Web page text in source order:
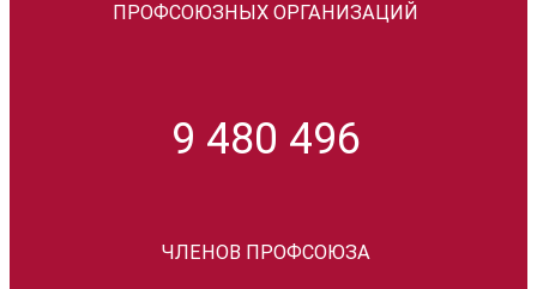
ПРОФСОЮЗНЫХ ОРГАНИЗАЦИЙ
9 480 496
ЧЛЕНОВ ПРОФСОЮЗА